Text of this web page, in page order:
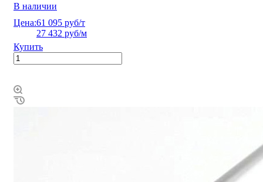
В наличии
Цена:61 095 руб/т
27 432 руб/м
Купить